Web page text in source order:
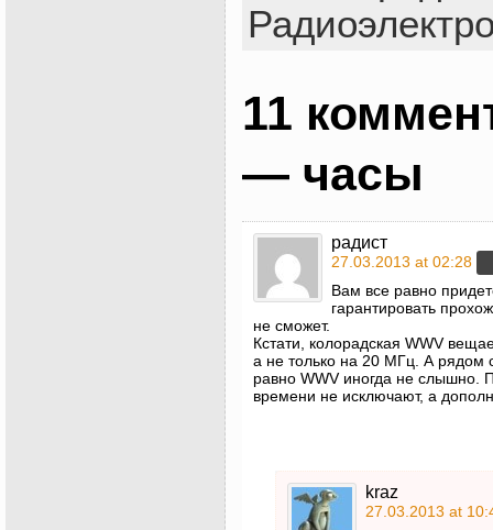
11
— часы
радист
27.03.2013 at 02:28
Вам все равно
гарантировать
не сможет.
Кстати, колорадская WWV
а не только на 20 МГц. А рядом
равно WWV иногда не слышно.
времени не исключают, а
kraz
27.03.2013 at